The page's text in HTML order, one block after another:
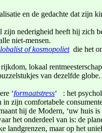
en de gedachte dat zijn
nederigheid heeft hij zich
niet-mensen.
of kosmopolietdie het
lokaal
van dezelfde
‘formaatstress‘ : het
zijn comfortabele
hij de Modern, ‘uw huis
het onderdeel van is: de
landgrenzen, maar op het